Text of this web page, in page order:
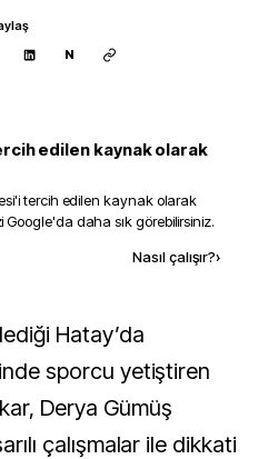
N
edilen kaynak olarak
'i tercih edilen kaynak olarak
daha sık görebilirsiniz.
Nasıl çalışır?›
sporcu yetiştiren
Derya Gümüş
çalışmalar ile dikkati